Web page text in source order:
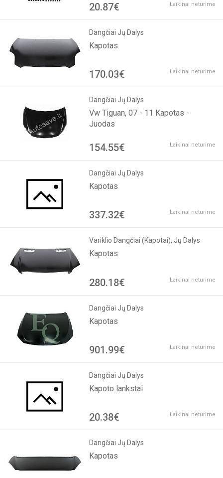
20.87€ Laikinai neturime
Dangčiai Jų Dalys
Kapotas
170.03€ Laikinai neturime
Dangčiai Jų Dalys
Vw Tiguan, 07 - 11 Kapotas -
Juodas
154.55€ Laikinai neturime
Dangčiai Jų Dalys
Kapotas
337.32€ Laikinai neturime
Variklio Dangčiai (Kapotai), Jų Dalys
Kapotas
280.18€ Laikinai neturime
Dangčiai Jų Dalys
Kapotas
901.99€ Laikinai neturime
Dangčiai Jų Dalys
Kapoto lankstai
20.38€ Laikinai neturime
Dangčiai Jų Dalys
Kapotas